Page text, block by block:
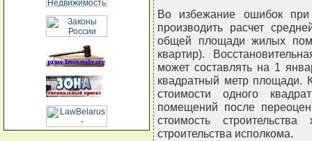
Во избежание ошибок при
производить расчет
общей площади жилых
квартир).
может составлять на 1
квадратный метр площади.
стоимости одного
помещений после
стоимость
строительства исполкома.